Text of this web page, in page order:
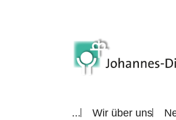
... Wir über uns